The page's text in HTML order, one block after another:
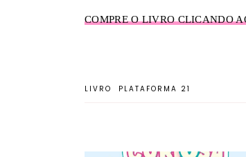
COMPRE O LIVRO CLICANDO
LIVRO PLATAFORMA 21